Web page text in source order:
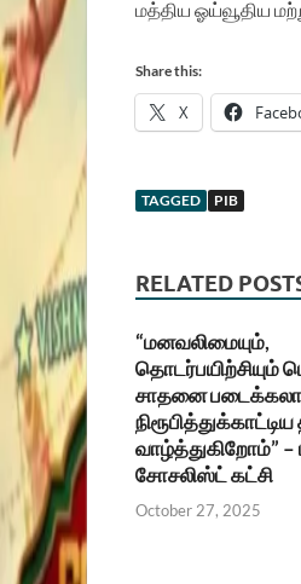
மத்திய ஓய்வூதிய
Share this:
X
TAGGED PIB
RELATED
“மனவலிமையும்,
தொடர்பயிற்சியும்
சாதனை
வாழ்த்துகிறோம்” –
சோசலிஸ்ட் கட்சி
October 27, 2025